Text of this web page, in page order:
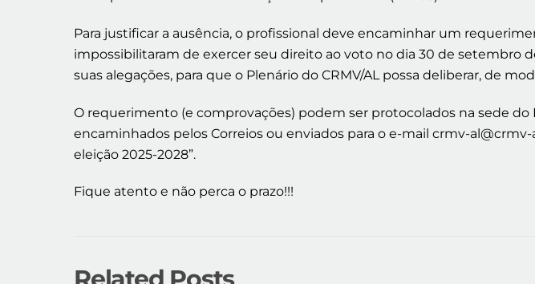
Para justificar a ausência, o profissional deve encaminhar um
impossibilitaram de exercer seu direito ao voto no dia 30 de setembro
suas alegações, para que o Plenário do CRMV/AL possa deliberar, de
O requerimento (e comprovações) podem ser protocolados na sede do
encaminhados pelos Correios ou enviados para o e-mail crmv-
eleição 2025-2028”.
Fique atento e não perca o prazo!!!